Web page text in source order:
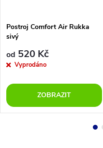
Postroj Comfort Air Rukka
sivý
od 520 Kč
Vyprodáno
ZOBRAZIT